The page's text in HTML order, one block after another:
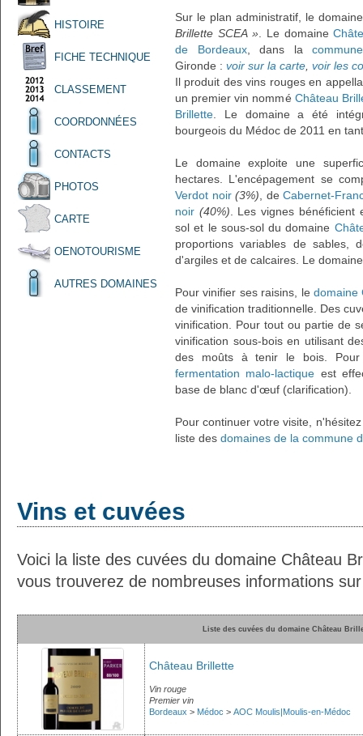
HISTOIRE
FICHE TECHNIQUE
CLASSEMENT
COORDONNÉES
CONTACTS
PHOTOS
CARTE
OENOTOURISME
AUTRES DOMAINES
Sur le plan administratif, le
Brillette SCEA » . Le domaine
de Bordeaux, dans la
Gironde : voir sur la carte voir les
Il produit des vins rouges en
un premier vin nommé Château
Brillette . Le domaine a été
bourgeois du Médoc de 2011 en
Le domaine exploite une
hectares. L'encépagement se
Verdot noir (3%) , deCabernet-
noir (40%) . Les vignes
sol et le sous-sol du domaine
proportions variables de sables,
d'argiles et de calcaires. Le
Pour vinifier ses raisins, le domaine
de vinification traditionnelle. Des
vinification. Pour tout ou partie de
vinification sous-bois en utilisant
des moûts à tenir le bois. Pour
fermentation malo-lactique est
base de blanc d'œuf (clarification).
Pour continuer votre visite,
liste des domaines de la commune
Vins et cuvées
Voici la liste des cuvées du domaine Château
vous trouverez de nombreuses informations
Liste des cuvées du domaine Château
Château Brillette
Vin rouge
Premier vin
Bordeaux > Médoc > AOC Moulis|Moulis-en-Médoc